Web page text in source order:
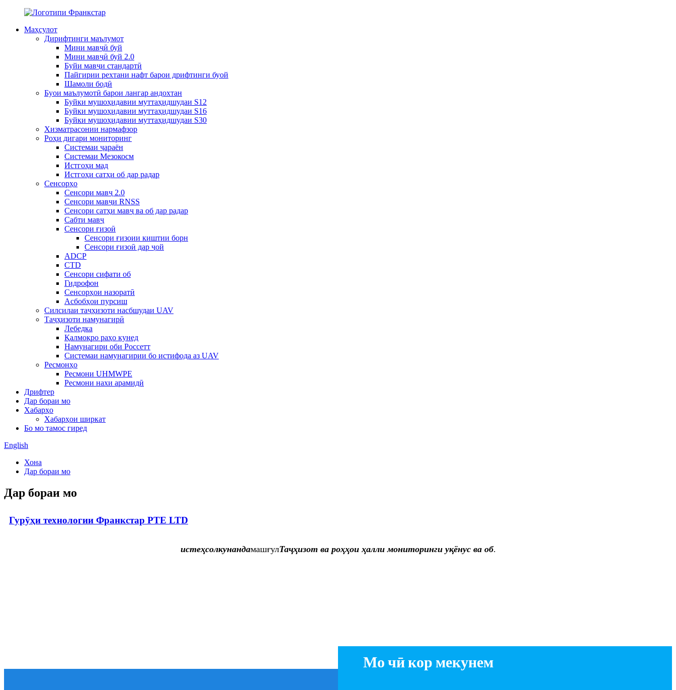
Маҳсулот
Дирифтинги маълумот
Мини мавҷӣ буй
Мини мавҷӣ буй 2.0
Буйи мавҷи стандартӣ
Пайгирии рехтани нафт барои дрифтинги буой
Шамоли бодӣ
Буои маълумотӣ барои лангар андохтан
Буйки мушоҳидавии муттаҳидшудаи S12
Буйки мушоҳидавии муттаҳидшудаи S16
Буйки мушоҳидавии муттаҳидшудаи S30
Хизматрасонии нармафзор
Роҳи дигари мониторинг
Системаи ҷараён
Системаи Мезокосм
Истгоҳи мад
Истгоҳи сатҳи об дар радар
Сенсорҳо
Сенсори мавҷ 2.0
Сенсори мавҷи RNSS
Сенсори сатҳи мавҷ ва об дар радар
Сабти мавҷ
Сенсори ғизоӣ
Сенсори ғизоии киштии борн
Сенсори ғизоӣ дар ҷой
ADCP
CTD
Сенсори сифати об
Гидрофон
Сенсорҳои назоратӣ
Асбобҳои пурсиш
Силсилаи таҷҳизоти насбшудаи UAV
Таҷҳизоти намунагирӣ
Лебедка
Қалмоқро раҳо кунед
Намунагири оби Россетт
Системаи намунагирии бо истифода аз UAV
Ресмонҳо
Ресмони UHMWPE
Ресмони нахи арамидӣ
Дрифтер
Дар бораи мо
Хабарҳо
Хабарҳои ширкат
Бо мо тамос гиред
English
Хона
Дар бораи мо
Дар бораи мо
Гурӯҳи технологии Франкстар PTE LTD
истеҳсолкунандамашғулТаҷҳизот ва роҳҳои ҳалли мониторинги уқёнус ва об.
Мо чӣ кор мекунем